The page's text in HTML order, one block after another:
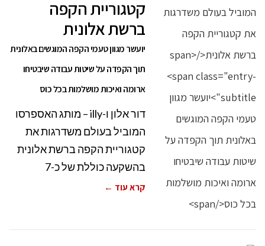
קטגוריית הקפה
ברשת אלונית
יועשר מגוון טעמי הקפה המוגשים באלונית
תוך הקפדה על שיטות עבודה שיבטיחו
ארומה ואיכות מושלמות בכל כוס
דור אלון ו-illy – מותג האספרסו
המוביל בעולם משדרגות את
קטגוריית הקפה ברשת אלונית
בהשקעה כוללת של כ-7
קרא עוד ←